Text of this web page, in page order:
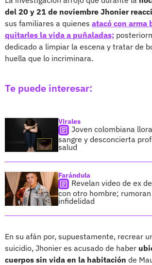
del 20 y 21 de noviembre Jhonier
sus familiares a quienes atacó con arma
quitarles la vida a puñaladas;
dedicado a limpiar la escena y tratar de
huella que lo incriminara.
Te puede interesar:
Virales
Joven colombiana
sangre y desconcierta
salud
Farándula
Revelan video de ex
con otro hombre;
infidelidad
En su afán por, supuestamente, recrear
suicidio, Jhonier es acusado de haber
cuerpos sin vida en la habitación de